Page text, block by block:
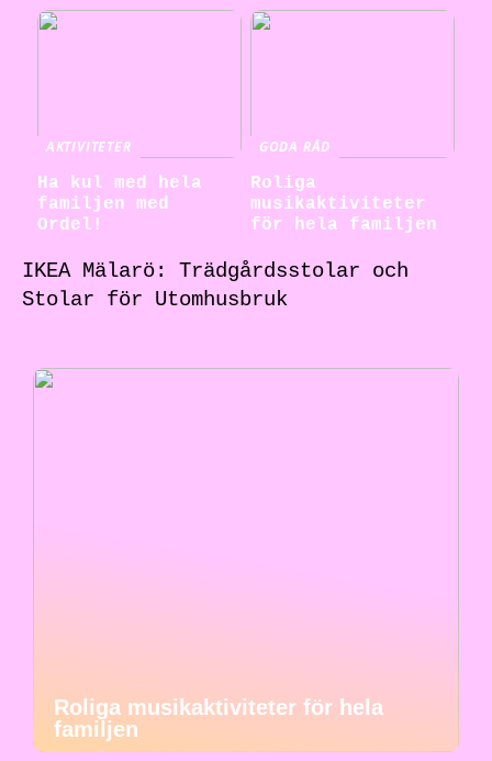
AKTIVITETER
Ha kul med hela
familjen med
Ordel!
GODA RÅD
Roliga
musikaktiviteter
för hela familjen
IKEA Mälarö: Trädgårdsstolar och
Stolar för Utomhusbruk
Roliga musikaktiviteter för hela
familjen